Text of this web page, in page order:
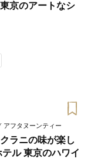
京のアートなシ
フタヌーンティー
ラニの味が楽し
ル 東京のハワイ